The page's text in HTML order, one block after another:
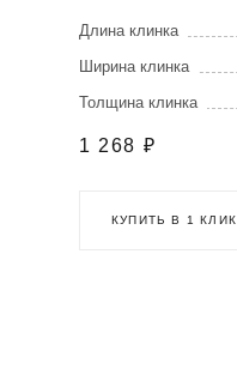
Длина клинка
Ширина клинка
Толщина клинка
1 268 ₽
КУПИТЬ В 1 КЛИК